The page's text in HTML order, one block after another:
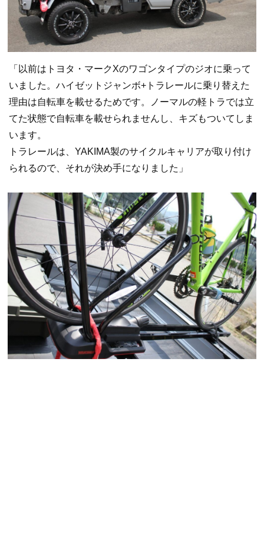
「以前はトヨタ・マークXのワゴンタイプのジオに乗って
いました。ハイゼットジャンボ+トラレールに乗り替えた
理由は自転車を載せるためです。ノーマルの軽トラでは立
てた状態で自転車を載せられませんし、キズもついてしま
います。
トラレールは、YAKIMA製のサイクルキャリアが取り付け
られるので、それが決め手になりました」